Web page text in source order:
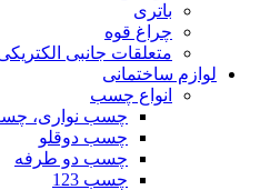
باتری
چراغ قوه
متعلقات جانبی
لوازم ساختمانی
انواع چسب
چسب نواری،
چسب دوقلو
چسب دو طرفه
چسب 123